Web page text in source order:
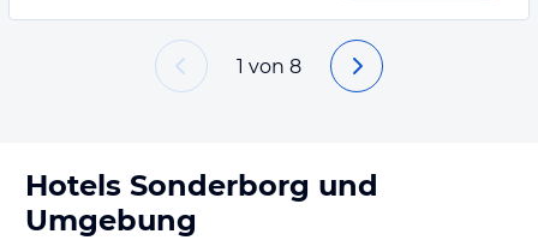
1 von 8
Hotels Sonderborg und
Umgebung